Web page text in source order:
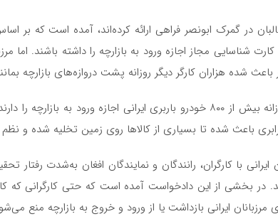
در گمرک ابونصر فراهی ارائه کرده‌اند، آمده است که بر
شناسایی مجاز اجازه ورود به بازارچه را داشته باشند. اما
همچنین، معترضان اعلام کرده‌اند که روزانه بیش از ۸۰۰ خودرو باربری ایرانی اجازه ورود
با کارگران، رانندگان و نمایندگان افغان به‌شدت رفتار
در بخشی از این دادخواست آمده است که حتی کارگرانی که
مرزبانان ایرانی بازداشت یا از ورود و خروج به بازارچه منع